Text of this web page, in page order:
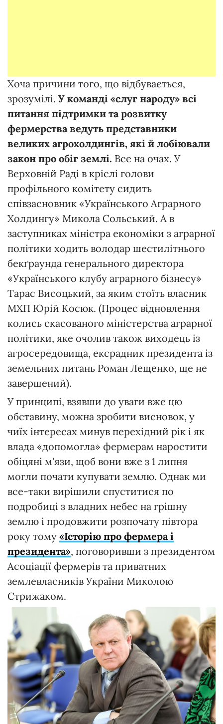
Хоча причини того, що відбувається,
зрозумілі. У команді «слуг народу» всі
питання підтримки та розвитку
фермерства ведуть представники
великих агрохолдингів, які й лобіювали
закон про обіг землі. Все на очах. У
Верховній Раді в кріслі голови
профільного комітету сидить
співзасновник «Українського Аграрного
Холдингу» Микола Сольський. А в
заступниках міністра економіки з аграрної
політики ходить володар шестилітнього
бекґраунда генерального директора
«Українського клубу аграрного бізнесу»
Тарас Висоцький, за яким стоїть власник
МХП Юрій Косюк. (Процес відновлення
колись скасованого міністерства аграрної
політики, яке очолив також виходець із
агросередовища, ексрадник президента із
земельних питань Роман Лещенко, ще не
завершений).
У принципі, взявши до уваги вже цю
обставину, можна зробити висновок, у
чиїх інтересах минув перехідний рік і як
влада «допомогла» фермерам наростити
обіцяні м'язи, щоб вони вже з 1 липня
могли почати купувати землю. Однак ми
все-таки вирішили спуститися по
подробиці з владних небес на грішну
землю і продовжити розпочату півтора
року тому «Історію про фермера і
президента», поговоривши з президентом
Асоціації фермерів та приватних
землевласників України Миколою
Стрижаком.